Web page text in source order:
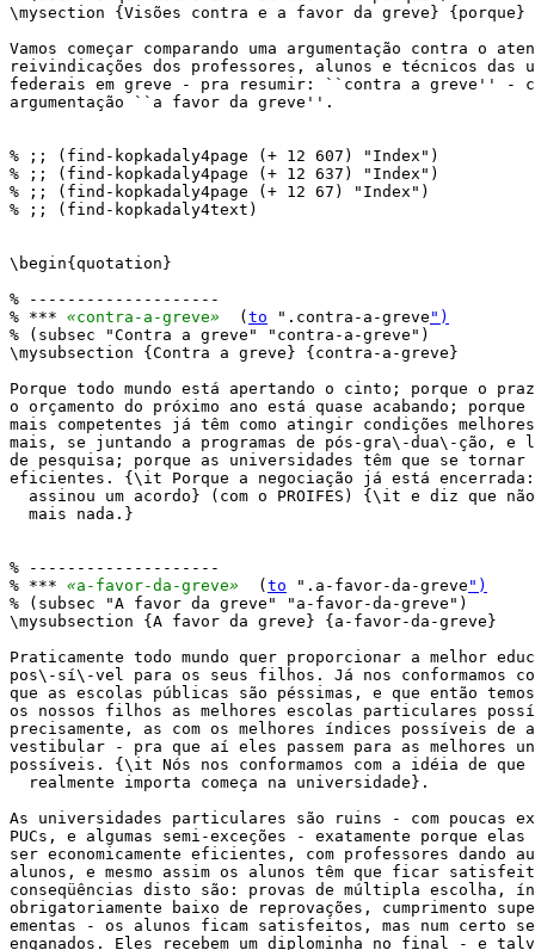
\mysection {Visões contra e a favor da greve} {porque}
Vamos começar comparando uma argumentação contra o
reivindicações dos professores, alunos e técnicos das
federais em greve - pra resumir: ``contra a greve'' -
argumentação ``a favor da greve''.
% ;; (find-kopkadaly4page (+ 12 607) "Index")
% ;; (find-kopkadaly4page (+ 12 637) "Index")
% ;; (find-kopkadaly4page (+ 12 67) "Index")
% ;; (find-kopkadaly4text)
\begin{quotation}
% --------------------
% *** «contra-a-greve»
  (
to ".contra-a-greve ")
% (subsec "Contra a greve" "contra-a-greve")
\mysubsection {Contra a greve} {contra-a-greve}
Porque todo mundo está apertando o cinto; porque o
o orçamento do próximo ano está quase acabando;
mais competentes já têm como atingir condições
mais, se juntando a programas de pós-gra\-dua\-ção, e
de pesquisa; porque as universidades têm que se tornar
eficientes. {\it Porque a negociação já está
assinou um acordo} (com o PROIFES) {\it e diz que
  mais nada.}
% --------------------
% *** «a-favor-da-greve»
  (
to ".a-favor-da-greve ")
% (subsec "A favor da greve" "a-favor-da-greve")
\mysubsection {A favor da greve} {a-favor-da-greve}
Praticamente todo mundo quer proporcionar a melhor
pos\-sí\-vel para os seus filhos. Já nos conformamos
que as escolas públicas são péssimas, e que então
os nossos filhos as melhores escolas particulares
precisamente, as com os melhores índices possíveis de
vestibular - pra que aí eles passem para as melhores
possíveis. {\it Nós nos conformamos com a idéia de que
  realmente importa começa na universidade}.
As universidades particulares são ruins - com poucas
PUCs, e algumas semi-exceções - exatamente porque
ser economicamente eficientes, com professores dando
alunos, e mesmo assim os alunos têm que ficar
conseqüências disto são: provas de múltipla escolha,
obrigatoriamente baixo de reprovações, cumprimento
ementas - os alunos ficam satisfeitos, mas num certo
enganados. Eles recebem um diplominha no final - e